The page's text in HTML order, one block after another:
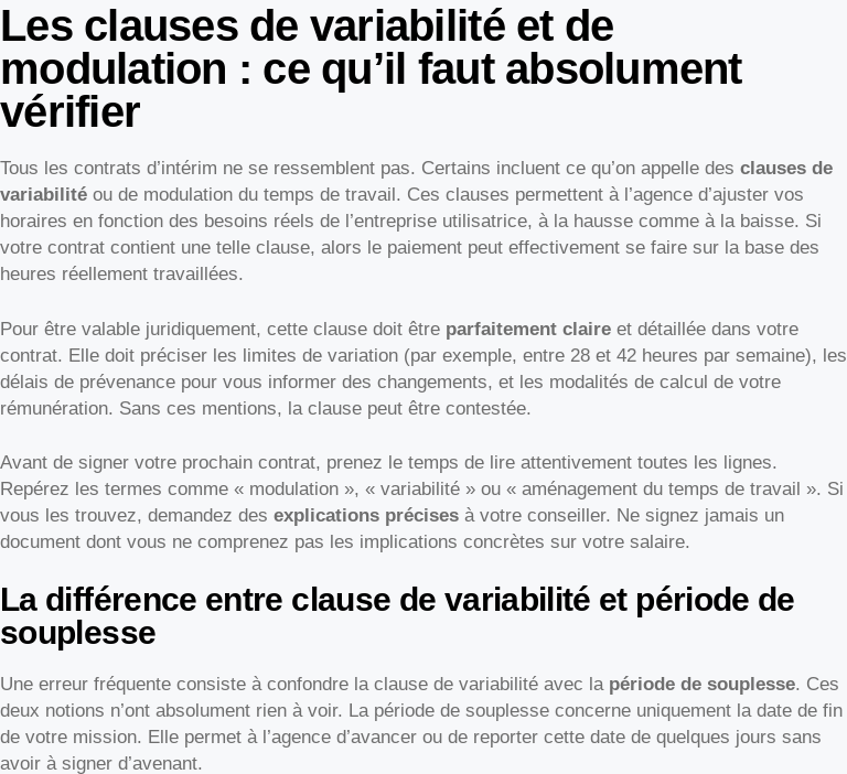
Les clauses de variabilité et de
modulation : ce qu’il faut absolument
vérifier
Tous les contrats d’intérim ne se ressemblent pas. Certains incluent ce qu’on appelle des clauses de
variabilité ou de modulation du temps de travail. Ces clauses permettent à l’agence d’ajuster vos
horaires en fonction des besoins réels de l’entreprise utilisatrice, à la hausse comme à la baisse. Si
votre contrat contient une telle clause, alors le paiement peut effectivement se faire sur la base des
heures réellement travaillées.
Pour être valable juridiquement, cette clause doit être parfaitement claire et détaillée dans votre
contrat. Elle doit préciser les limites de variation (par exemple, entre 28 et 42 heures par semaine), les
délais de prévenance pour vous informer des changements, et les modalités de calcul de votre
rémunération. Sans ces mentions, la clause peut être contestée.
Avant de signer votre prochain contrat, prenez le temps de lire attentivement toutes les lignes.
Repérez les termes comme « modulation », « variabilité » ou « aménagement du temps de travail ». Si
vous les trouvez, demandez des explications précises à votre conseiller. Ne signez jamais un
document dont vous ne comprenez pas les implications concrètes sur votre salaire.
La différence entre clause de variabilité et période de
souplesse
Une erreur fréquente consiste à confondre la clause de variabilité avec la période de souplesse. Ces
deux notions n’ont absolument rien à voir. La période de souplesse concerne uniquement la date de fin
de votre mission. Elle permet à l’agence d’avancer ou de reporter cette date de quelques jours sans
avoir à signer d’avenant.